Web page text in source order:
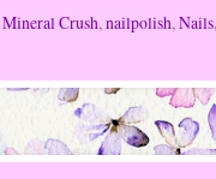
Mineral Crush,nailpolish,Nails,